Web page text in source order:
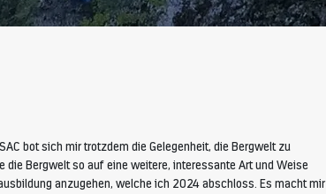
bot sich mir trotzdem die Gelegenheit, die Bergwelt zu
die Bergwelt so auf eine weitere, interessante Art und Weise
anzugehen, welche ich 2024 abschloss. Es macht mir